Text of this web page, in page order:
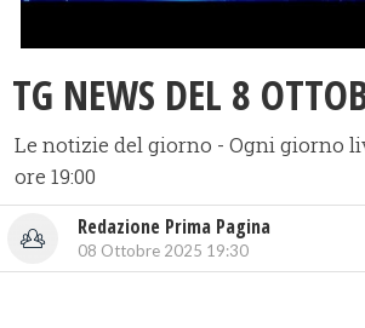
TG NEWS DEL 8
Le notizie del giorno - Ogni giorno
ore 19:00
Redazione Prima Pagina
08 Ottobre 2025 19:30